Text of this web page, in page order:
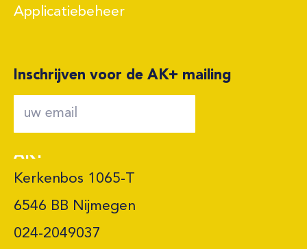
Applicatiebeheer
Inschrijven voor de AK+ mailing
AK+
Kerkenbos 1065-T
6546 BB Nijmegen
024-2049037